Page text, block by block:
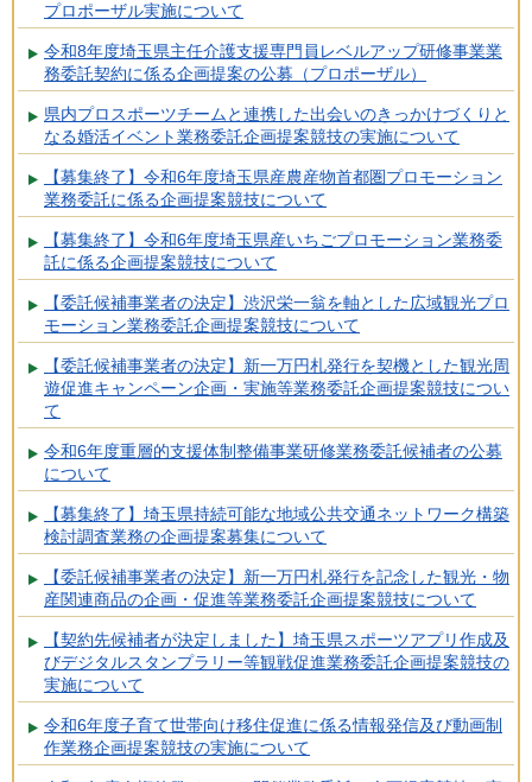
プロポーザル実施について
令和8年度埼玉県主任介護支援専門員レベルアップ研修事業業
務委託契約に係る企画提案の公募（プロポーザル）
県内プロスポーツチームと連携した出会いのきっかけづくりと
なる婚活イベント業務委託企画提案競技の実施について
【募集終了】令和6年度埼玉県産農産物首都圏プロモーション
業務委託に係る企画提案競技について
【募集終了】令和6年度埼玉県産いちごプロモーション業務委
託に係る企画提案競技について
【委託候補事業者の決定】渋沢栄一翁を軸とした広域観光プロ
モーション業務委託企画提案競技について
【委託候補事業者の決定】新一万円札発行を契機とした観光周
遊促進キャンペーン企画・実施等業務委託企画提案競技につい
て
令和6年度重層的支援体制整備事業研修業務委託候補者の公募
について
【募集終了】埼玉県持続可能な地域公共交通ネットワーク構築
検討調査業務の企画提案募集について
【委託候補事業者の決定】新一万円札発行を記念した観光・物
産関連商品の企画・促進等業務委託企画提案競技について
【契約先候補者が決定しました】埼玉県スポーツアプリ作成及
びデジタルスタンプラリー等観戦促進業務委託企画提案競技の
実施について
令和6年度子育て世帯向け移住促進に係る情報発信及び動画制
作業務企画提案競技の実施について